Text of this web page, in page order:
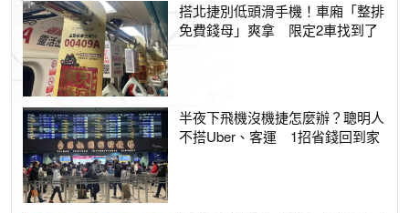
搭北捷別低頭滑手機！車廂「整排
免費錢母」爽拿 限定2車找到了
半夜下飛機沒機捷怎麼辦？聰明人
不搭Uber、客運 1招省錢回到家